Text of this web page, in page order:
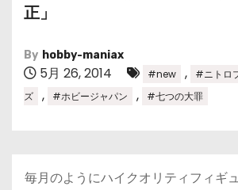
正」
By hobby-maniax
5月 26, 2014 #new ,
#ニトロ
ズ
, #ホビージャパン , #七つの大罪
毎月のようにハイクオリティフィギ